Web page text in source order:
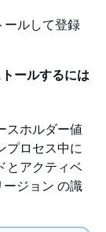
ールして登録
ールするには
スホルダー値
プロセス中に
とアクティベ
ージョン の識